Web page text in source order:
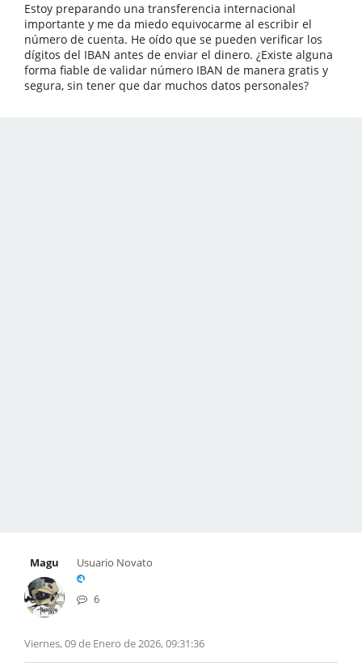
Estoy preparando una transferencia internacional
importante y me da miedo equivocarme al escribir el
número de cuenta. He oído que se pueden verificar los
dígitos del IBAN antes de enviar el dinero. ¿Existe alguna
forma fiable de validar número IBAN de manera gratis y
segura, sin tener que dar muchos datos personales?
Magu Usuario Novato
6
Viernes, 09 de Enero de 2026, 09:31:36